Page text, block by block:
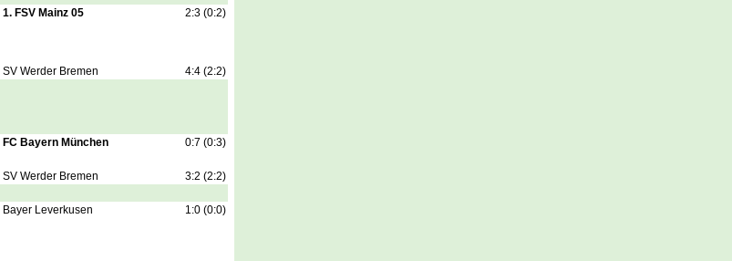
1. FSV Mainz 05
2:3 (0:2)
SV Werder Bremen
4:4 (2:2)
FC Bayern München
0:7 (0:3)
SV Werder Bremen
3:2 (2:2)
Bayer Leverkusen
1:0 (0:0)